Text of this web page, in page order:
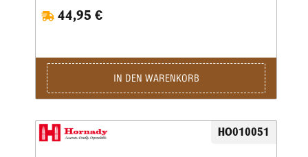
44,95 €
IN DEN WARENKORB
HO010051